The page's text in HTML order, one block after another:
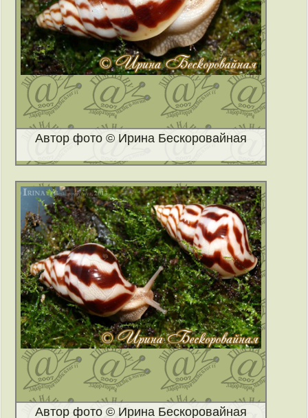
Автор фото © Ирина Бескоровайная
Автор фото © Ирина Бескоровайная